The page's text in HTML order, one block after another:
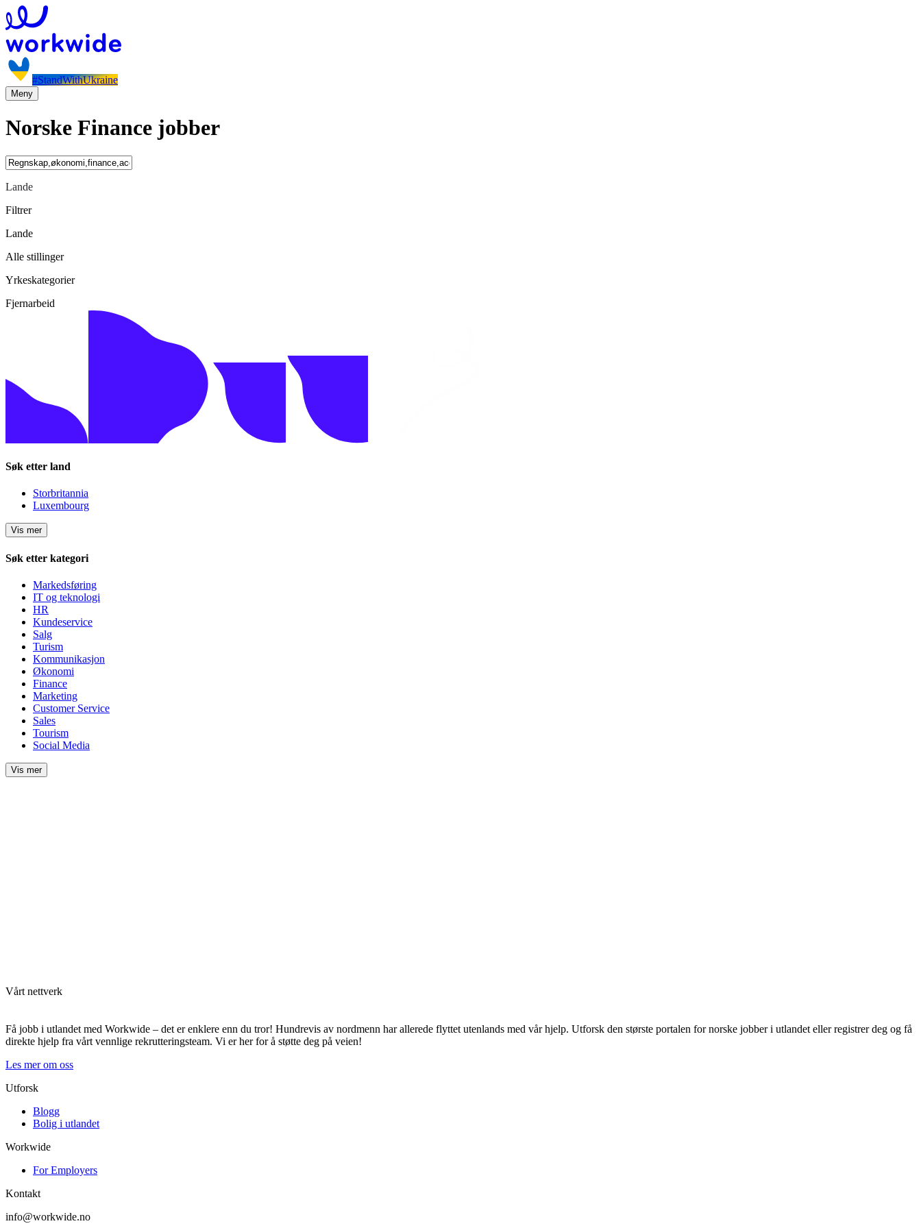
#StandWithUkraine
Meny
Norske Finance jobber
Lande
Filtrer
Lande
Alle stillinger
Yrkeskategorier
Fjernarbeid
Søk etter land
Storbritannia
Luxembourg
Vis mer
Søk etter kategori
Markedsføring
IT og teknologi
HR
Kundeservice
Salg
Turism
Kommunikasjon
Økonomi
Finance
Marketing
Customer Service
Sales
Tourism
Social Media
Vis mer
Vårt nettverk
Få jobb i utlandet med Workwide – det er enklere enn du tror! Hundrevis av nordmenn har allerede flyttet utenlands med vår hjelp. Utforsk den største portalen for norske jobber i utlandet eller registrer deg og få
direkte hjelp fra vårt vennlige rekrutteringsteam. Vi er her for å støtte deg på veien!
Les mer om oss
Utforsk
Blogg
Bolig i utlandet
Workwide
For Employers
Kontakt
info@workwide.no